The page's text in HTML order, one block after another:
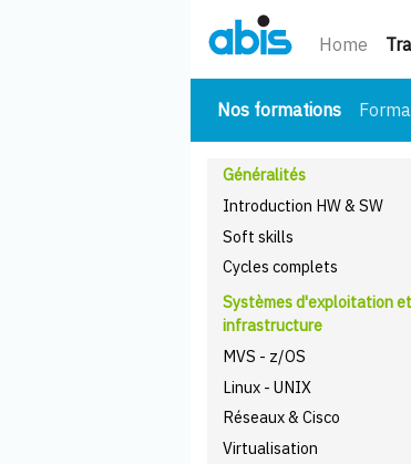
Home
Nos formations
Généralités
Introduction HW & SW
Soft skills
Cycles complets
Systèmes d'exploitation et
infrastructure
MVS - z/OS
Linux - UNIX
Réseaux & Cisco
Virtualisation